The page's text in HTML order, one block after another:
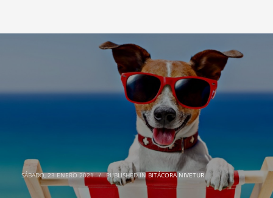
SÁBADO, 23 ENERO 2021 / PUBLISHED INBITÁCORA NIVETUR